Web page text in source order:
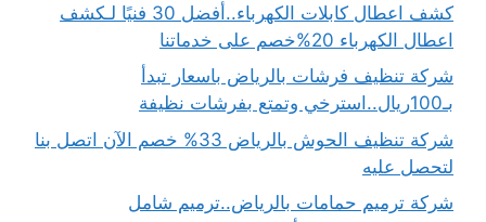
كشف اعطال كابلات الكهرباء..أفضل 30 فنيًا لـكشف
اعطال الكهرباء 20%خصم على خدماتنا
شركة تنظيف فرشات بالرياض باسعار تبدأ
بـ100ريال..استرخي وتمتع بفرشات نظيفة
شركة تنظيف الحوش بالرياض 33% خصم الآن اتصل بنا
لتحصل عليه
شركة ترميم حمامات بالرياض..ترميم شامل